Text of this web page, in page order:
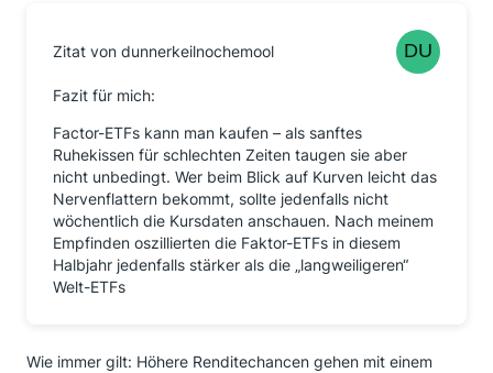
Zitat von dunnerkeilnochemool
Fazit für mich:
Factor-ETFs kann man kaufen – als sanftes
Ruhekissen für schlechten Zeiten taugen sie aber
nicht unbedingt. Wer beim Blick auf Kurven leicht das
Nervenflattern bekommt, sollte jedenfalls nicht
wöchentlich die Kursdaten anschauen. Nach meinem
Empfinden oszillierten die Faktor-ETFs in diesem
Halbjahr jedenfalls stärker als die „langweiligeren“
Welt-ETFs
Wie immer gilt: Höhere Renditechancen gehen mit einem